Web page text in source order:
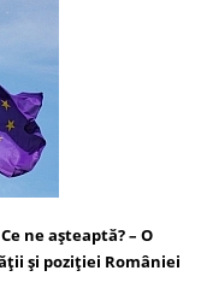
ne așteaptă? – O
și poziției României